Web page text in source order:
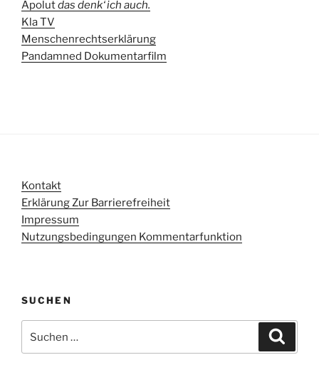
Apolutdas denk‘ ich auch.
Kla TV
Menschenrechtserklärung
Pandamned Dokumentarfilm
Kontakt
Erklärung Zur Barrierefreiheit
Impressum
Nutzungsbedingungen Kommentarfunktion
SUCHEN
nach: